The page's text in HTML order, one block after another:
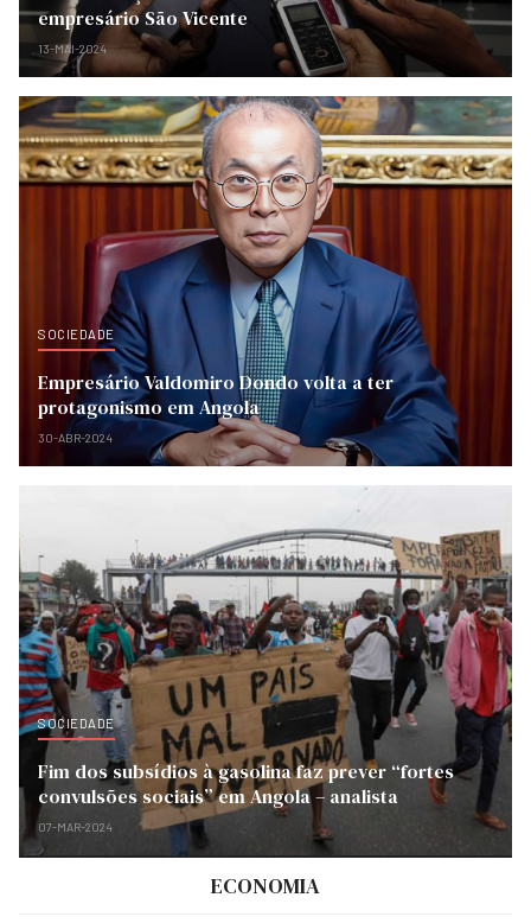
empresário São Vicente
13-MAI-2024
SOCIEDADE
Empresário Valdomiro Dondo volta a ter
protagonismo em Angola
30-ABR-2024
SOCIEDADE
Fim dos subsídios à gasolina faz prever “fortes
convulsões sociais” em Angola – analista
07-MAR-2024
ECONOMIA